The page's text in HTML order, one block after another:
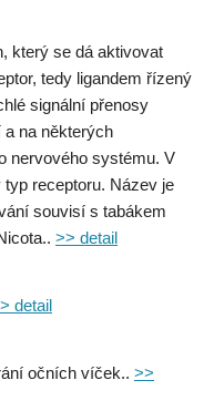
který se dá aktivovat
tedy ligandem řízený
signální přenosy
a na některých
nervového systému. V
receptoru. Název je
souvisí s tabákem
>> detail
detail
očních víček.. >>